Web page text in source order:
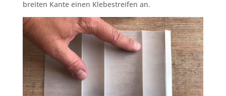
breiten Kante einen Klebestreifen an.